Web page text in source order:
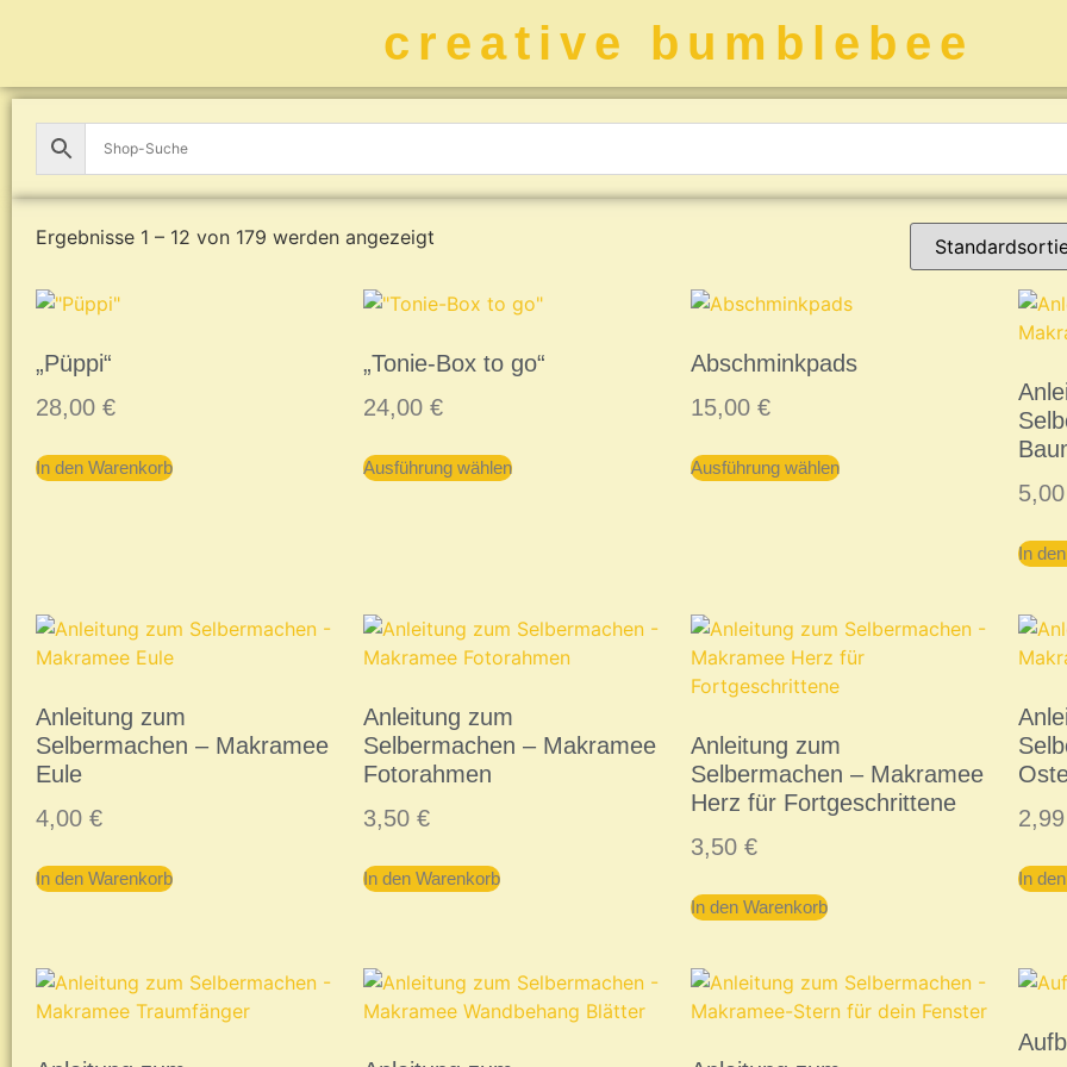
creative bumblebee
Ergebnisse 1 – 12 von 179 werden angezeigt
„Püppi“
28,00 €
In den Warenkorb
„Tonie-Box to go“
24,00 €
Ausführung wählen
Abschminkpads
15,00 €
Ausführung wählen
5,00
In
Anleitung zum
Selbermachen – Makramee
Eule
4,00 €
In den Warenkorb
Anleitung zum
Selbermachen – Makramee
Fotorahmen
3,50 €
In den Warenkorb
Anleitung zum
Selbermachen – Makramee
Herz für Fortgeschrittene
3,50 €
In den Warenkorb
2,99
In